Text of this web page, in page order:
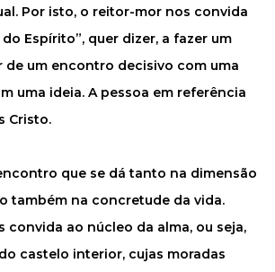
Por isto, o reitor-mor nos convida
Espírito”, quer dizer, a fazer um
de um encontro decisivo com uma
uma ideia. A pessoa em referência
Cristo.
que se dá tanto na dimensão
também na concretude da vida.
convida ao núcleo da alma, ou seja,
castelo interior, cujas moradas